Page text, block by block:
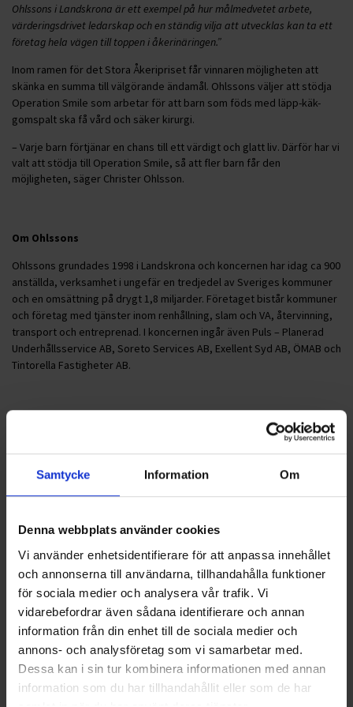
Samtycke Information Om
Denna webbplats använder cookies
Vi använder enhetsidentifierare för att anpassa innehållet
och annonserna till användarna, tillhandahålla funktioner
för sociala medier och analysera vår trafik. Vi
vidarebefordrar även sådana identifierare och annan
information från din enhet till de sociala medier och
annons- och analysföretag som vi samarbetar med.
Dessa kan i sin tur kombinera informationen med annan
information som du har tillhandahållit eller som de har
Ohlssons i Landskrona är ett exempel på hur målmedvetet arbete,
värderingsdrivet ledarskap och en ständig vilja att utvecklas kan ta ett
företag hela vägen till toppen i åkerinäringen.”
Inom ramen för det Stora Åkeripriset får vinnaren möjligheten att
skänka en summa till välgörande ändamål. Ohlssons väljer att stödja
Operation Smile som arbetar för att barn som föds med läpp-käk-
gomspalt ska få vård och säker kirurgi.
– Varje barn förtjänar en chans till ett värdigt och glatt liv. Därför har vi
valt att stödja till Operation Smile, så att fler barn får den
möjligheten, säger Christer Ohlsson.
Om Ohlssons
Ohlssons grundades 1998 i Landskrona och koncernen har idag ca 900
anställda, verksamhet i ungefär en tredjedel av Sveriges kommuner
och en omsättning på drygt 1,8 miljarder. Företaget bistår kommuner
och företag med tjänster inom renhållning, slam och VA, återvinning,
transport och entreprenad. I koncernen ingår även Puls – Planerad
Underhållsservice AB, Soreto Services AB, Exellent Syd AB, ÖMAB och
Tintorella Fastigheter AB.
LANDSKRONA
NYA UPPDRAG
OHLSSONS REGION MITT
OHLSSONS REGION SYD